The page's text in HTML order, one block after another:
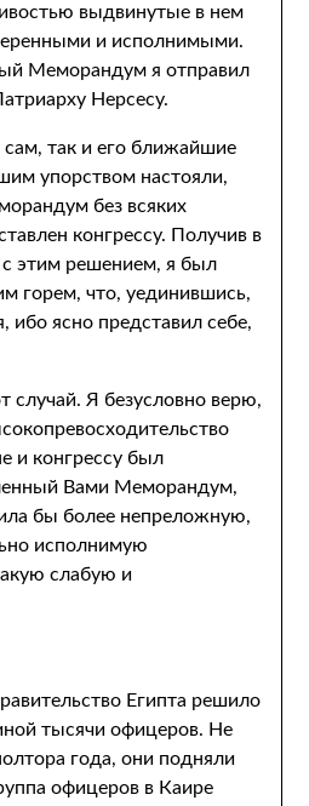
выдвинутые в нем
и исполнимыми.
Меморандум я отправил
Нерсесу.
так и его ближайшие
упорством настояли,
без всяких
конгрессу. Получив в
с этим решением, я был
горем, что, уединившись,
ибо ясно представил себе,
случай. Я безусловно верю,
и конгрессу был
Вами Меморандум,
бы более непреложную,
исполнимую
слабую и
Египта решило
тысячи офицеров. Не
года, они подняли
офицеров в Каире